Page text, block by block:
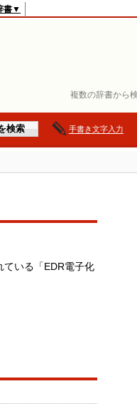
複数の辞書から
書▼
手書き文字入力
ている「EDR電子化